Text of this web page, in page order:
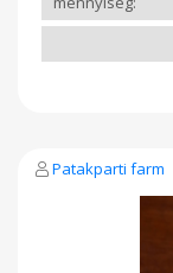
Patakparti farm